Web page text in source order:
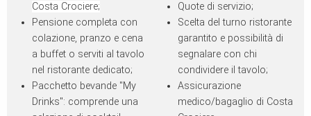
Costa Crociere;
Pensione completa con
colazione, pranzo e cena
a buffet o serviti al tavolo
nel ristorante dedicato;
Pacchetto bevande "My
Drinks": comprende una
Quote di servizio;
Scelta del turno ristorante
garantito e possibilità di
segnalare con chi
condividere il tavolo;
Assicurazione
medico/bagaglio di Costa